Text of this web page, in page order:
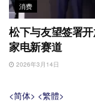
消费
松下与友望签署
家电新赛道
2026年3月14日
<简体> <繁體>